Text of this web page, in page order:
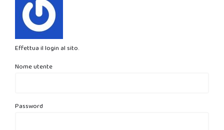
Effettua il login al sito.
Nome utente
Password